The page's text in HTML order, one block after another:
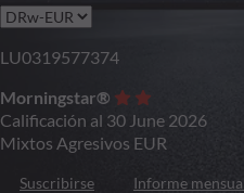
LU0319577374
Morningstar®
Calificación al 30 June 2026
Mixtos Agresivos EUR
Suscribirse Informe